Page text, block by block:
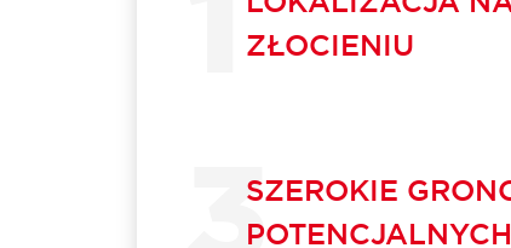
ZŁOCIENIU
SZEROKIE